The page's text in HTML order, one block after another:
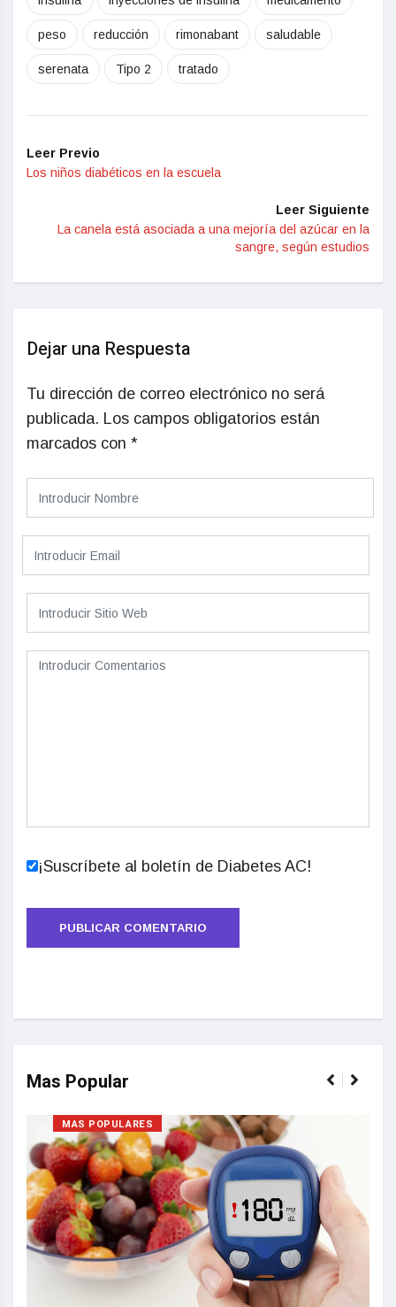
peso reducción rimonabant saludable
serenata Tipo 2 tratado
Leer Previo
Los niños diabéticos en la escuela
Leer Siguiente
La canela está asociada a una mejoría del azúcar en la
sangre, según estudios
Dejar una Respuesta
Tu dirección de correo electrónico no será
publicada. Los campos obligatorios están
marcados con *
¡Suscríbete al boletín de Diabetes AC!
Mas Popular
MAS POPULARES